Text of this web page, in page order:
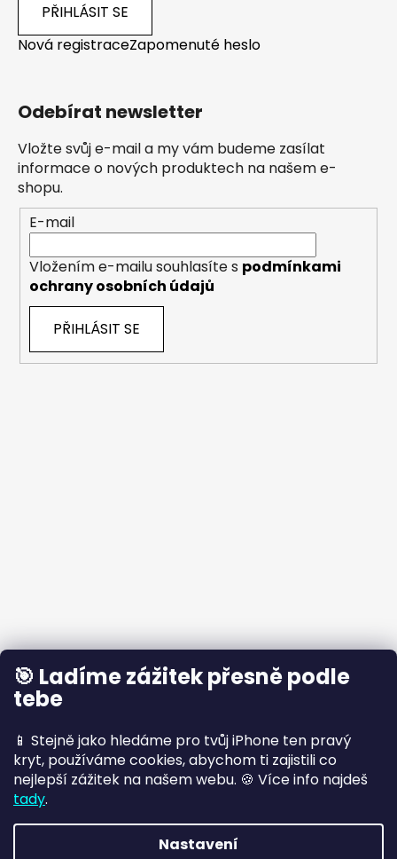
🎯 Ladíme zážitek přesně podle
tebe
📱 Stejně jako hledáme pro tvůj iPhone ten pravý
kryt, používáme cookies, abychom ti zajistili co
nejlepší zážitek na našem webu. 🍪 Více info najdeš
tady.
Nastavení
PŘIHLÁSIT SE
Nová registraceZapomenuté heslo
Odebírat newsletter
Vložte svůj e-mail a my vám budeme zasílat
informace o nových produktech na našem e-
shopu.
E-mail
Vložením e-mailu souhlasíte s podmínkami
ochrany osobních údajů
PŘIHLÁSIT SE